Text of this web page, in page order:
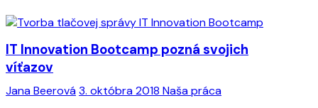
Jana Beerová3. októbra 2018 Naša práca
IT Innovation Bootcamp pozná svojich
víťazov